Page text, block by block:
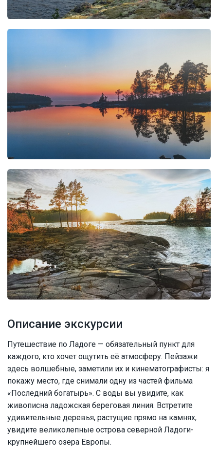
Описание экскурсии
Путешествие по Ладоге — обязательный пункт для
каждого, кто хочет ощутить её атмосферу. Пейзажи
здесь волшебные, заметили их и кинематографисты: я
покажу место, где снимали одну из частей фильма
«Последний богатырь». С воды вы увидите, как
живописна ладожская береговая линия. Встретите
удивительные деревья, растущие прямо на камнях,
увидите великолепные острова северной Ладоги-
крупнейшего озера Европы.